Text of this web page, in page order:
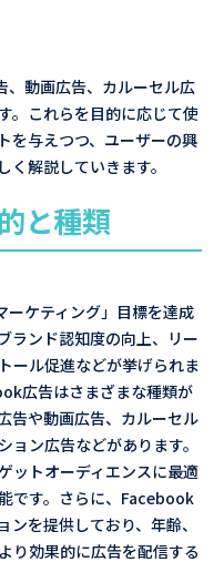
動画広告、カルーセル広
。これらを目的に応じて使
を与えつつ、ユーザーの興
解説していきます。
と種類
ケティング」目標を達成
ランド認知度の向上、リー
ール促進などが挙げられま
広告はさまざまな種類が
告や動画広告、カルーセル
ン広告などがあります。
ットオーディエンスに最適
です。さらに、Facebook
を提供しており、年齢、
り効果的に広告を配信する